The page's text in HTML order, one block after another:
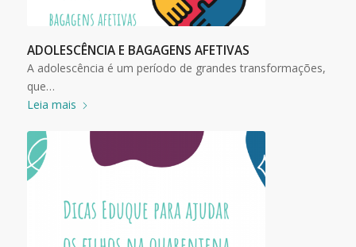
ADOLESCÊNCIA E BAGAGENS AFETIVAS
A adolescência é um período de grandes transformações,
que…
Leia mais